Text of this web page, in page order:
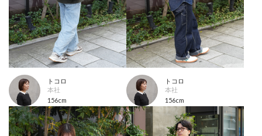
トコロ
本社
156cm
トコロ
本社
156cm